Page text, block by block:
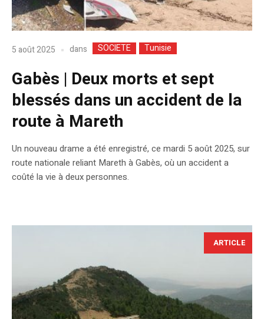
5 août 2025 dans SOCIETE Tunisie
Gabès | Deux morts et sept
blessés dans un accident de la
route à Mareth
Un nouveau drame a été enregistré, ce mardi 5 août 2025, sur
route nationale reliant Mareth à Gabès, où un accident a
coûté la vie à deux personnes.
ARTICLE